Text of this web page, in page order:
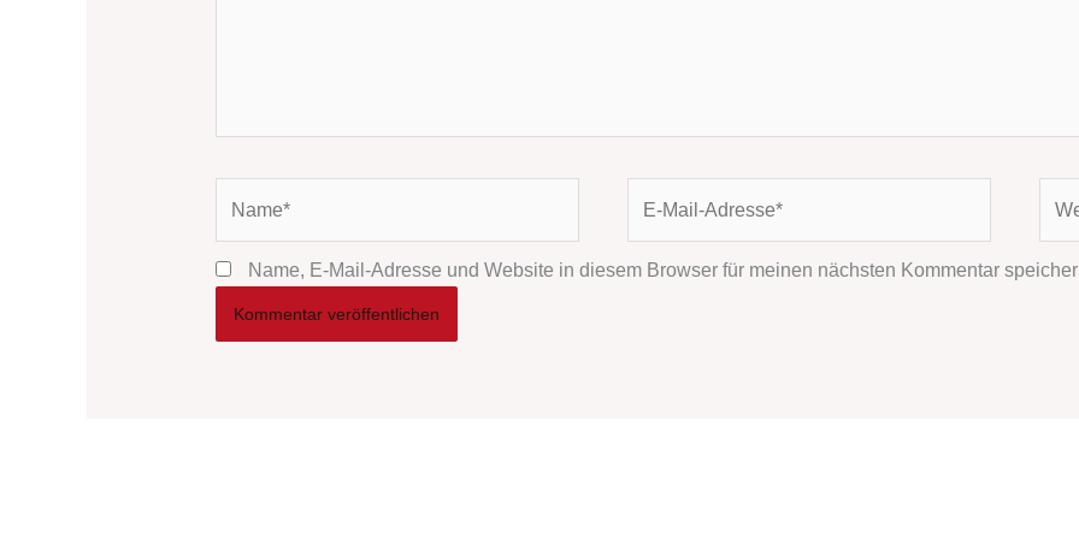
Adresse*
Name, E-Mail-Adresse und Website in diesem Browser für meinen nächsten Kommentar